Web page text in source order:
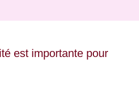
est importante pour